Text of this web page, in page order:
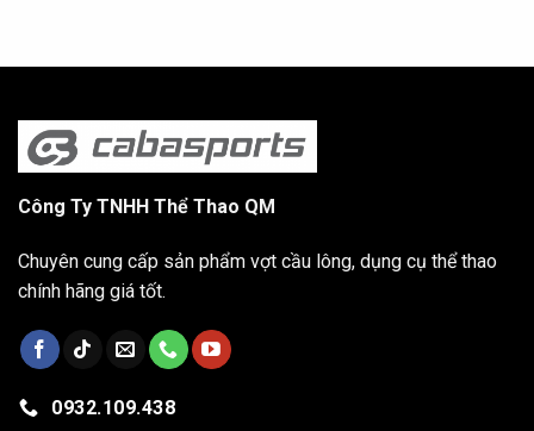
Công Ty TNHH Thể Thao QM
Chuyên cung cấp sản phẩm vợt cầu lông, dụng cụ thể thao
chính hãng giá tốt.
0932.109.438